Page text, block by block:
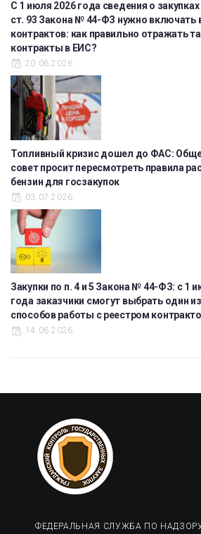
С 1 июля 2026 года сведения о закупках
ст. 93 Закона № 44-ФЗ нужно включать
контрактов: как правильно отражать
контракты в ЕИС?
20.06.2026
Топливный кризис дошел до ФАС:
совет просит пересмотреть правила
бензин для госзакупок
03.07.2026
Закупки по п. 4 и 5 Закона № 44-ФЗ: с 1
года заказчики смогут выбрать один
способов работы с реестром
14.06.2026
ФЕДЕРАЛЬНАЯ СЛУЖБА ПО